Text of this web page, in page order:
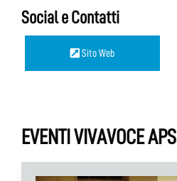
Social e Contatti
Sito Web
EVENTI VIVAVOCE APS